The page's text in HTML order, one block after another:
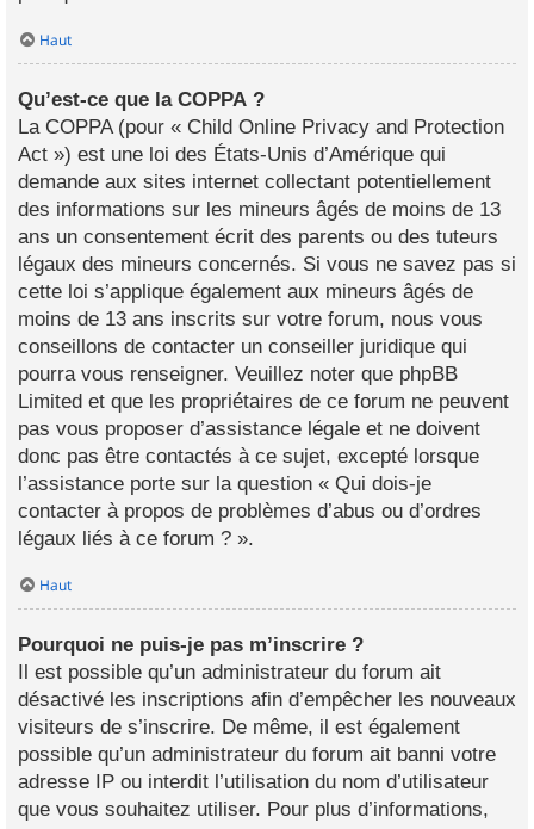
Haut
Qu’est-ce que la COPPA ?
La COPPA (pour « Child Online Privacy and Protection
Act ») est une loi des États-Unis d’Amérique qui
demande aux sites internet collectant potentiellement
des informations sur les mineurs âgés de moins de 13
ans un consentement écrit des parents ou des tuteurs
légaux des mineurs concernés. Si vous ne savez pas si
cette loi s’applique également aux mineurs âgés de
moins de 13 ans inscrits sur votre forum, nous vous
conseillons de contacter un conseiller juridique qui
pourra vous renseigner. Veuillez noter que phpBB
Limited et que les propriétaires de ce forum ne peuvent
pas vous proposer d’assistance légale et ne doivent
donc pas être contactés à ce sujet, excepté lorsque
l’assistance porte sur la question « Qui dois-je
contacter à propos de problèmes d’abus ou d’ordres
légaux liés à ce forum ? ».
Haut
Pourquoi ne puis-je pas m’inscrire ?
Il est possible qu’un administrateur du forum ait
désactivé les inscriptions afin d’empêcher les nouveaux
visiteurs de s’inscrire. De même, il est également
possible qu’un administrateur du forum ait banni votre
adresse IP ou interdit l’utilisation du nom d’utilisateur
que vous souhaitez utiliser. Pour plus d’informations,